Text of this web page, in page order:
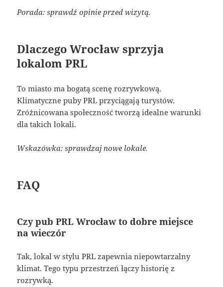
Porada: sprawdź opinie przed wizytą.
Dlaczego Wrocław sprzyja
lokalom PRL
To miasto ma bogatą scenę rozrywkową.
Klimatyczne puby PRL przyciągają turystów.
Zróżnicowana społeczność tworzą idealne warunki
dla takich lokali.
Wskazówka: sprawdzaj nowe lokale.
FAQ
Czy pub PRL Wrocław to dobre miejsce
na wieczór
Tak, lokal w stylu PRL zapewnia niepowtarzalny
klimat. Tego typu przestrzeń łączy historię z
rozrywką.